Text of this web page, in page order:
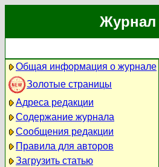
Журнал
Общая информация о журнале
Золотые страницы
Адреса редакции
Содержание журнала
Сообщения редакции
Правила для авторов
Загрузить статью